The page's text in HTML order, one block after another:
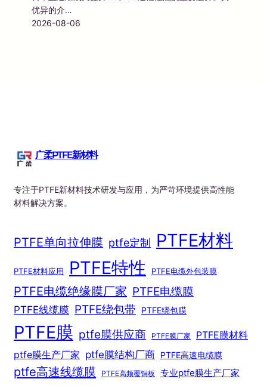
优异的介…
2026-08-06
广柔PTFE新材料
专注于PTFE新材料技术研发与应用，为严苛环境提供高性能
材料解决方案。
PTFE单向拉伸膜 ptfe定制 PTFE材料
PTFE材料应用 PTFE特性 PTFE电缆外包装膜
PTFE电缆绝缘膜厂家 PTFE电缆膜
PTFE线缆膜 PTFE绕包带 PTFE绕包膜
PTFE膜 ptfe膜供应商 PTFE膜厂家 PTFE膜材料
ptfe膜生产厂家 ptfe膜结构厂商 PTFE高速电缆膜
ptfe高速线缆膜 PTFE高频覆铜板 专业ptfe膜生产厂家